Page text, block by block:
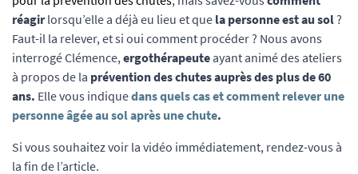
réagirlorsqu’elle a déjà eu lieu et que la personne est au sol?
Faut-il la relever, et si oui comment procéder ? Nous avons
interrogé Clémence, ergothérapeute ayant animé des ateliers
à propos de la prévention des chutes auprès des plus de 60
ans. Elle vous indiquedans quels cas et comment relever une
personne âgée au sol après une chute.
Si vous souhaitez voir la vidéo immédiatement, rendez-vous à
la fin de l’article.